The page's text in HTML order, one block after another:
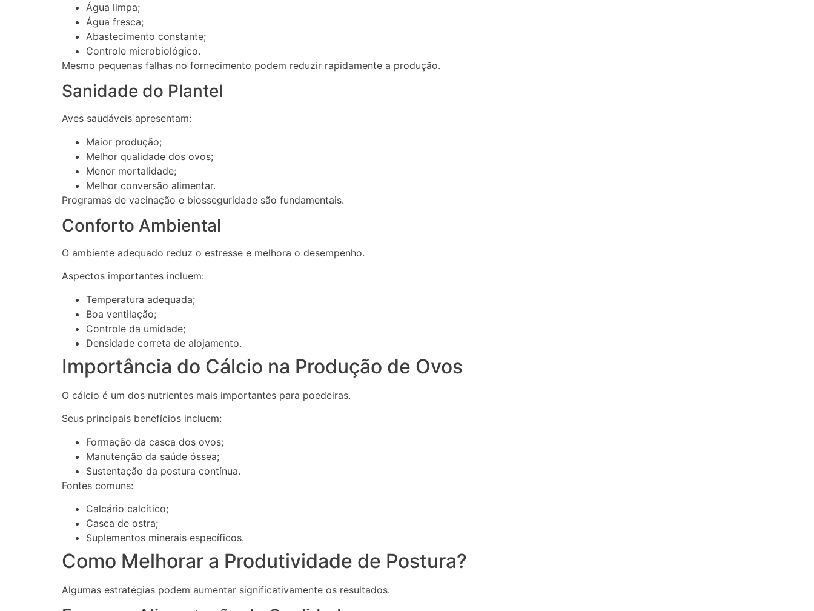
Água limpa;
Água fresca;
Abastecimento constante;
Controle microbiológico.
Mesmo pequenas falhas no fornecimento podem reduzir rapidamente a produção.
Sanidade do Plantel
Aves saudáveis apresentam:
Maior produção;
Melhor qualidade dos ovos;
Menor mortalidade;
Melhor conversão alimentar.
Programas de vacinação e biosseguridade são fundamentais.
Conforto Ambiental
O ambiente adequado reduz o estresse e melhora o desempenho.
Aspectos importantes incluem:
Temperatura adequada;
Boa ventilação;
Controle da umidade;
Densidade correta de alojamento.
Importância do Cálcio na Produção de Ovos
O cálcio é um dos nutrientes mais importantes para poedeiras.
Seus principais benefícios incluem:
Formação da casca dos ovos;
Manutenção da saúde óssea;
Sustentação da postura contínua.
Fontes comuns:
Calcário calcítico;
Casca de ostra;
Suplementos minerais específicos.
Como Melhorar a Produtividade de Postura?
Algumas estratégias podem aumentar significativamente os resultados.